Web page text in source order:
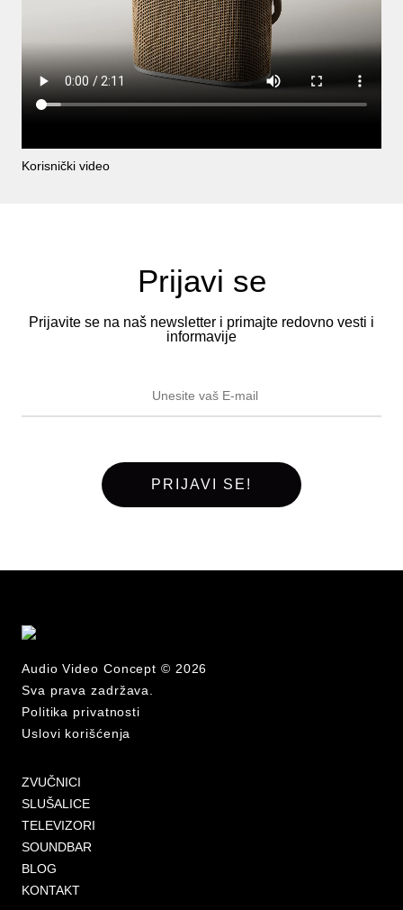
Korisnički video
Prijavi se
Prijavite se na naš newsletter i primajte redovno vesti i
informavije
Audio Video Concept © 2026
Sva prava zadržava.
Politika privatnosti
Uslovi korišćenja
ZVUČNICI
SLUŠALICE
TELEVIZORI
SOUNDBAR
BLOG
KONTAKT